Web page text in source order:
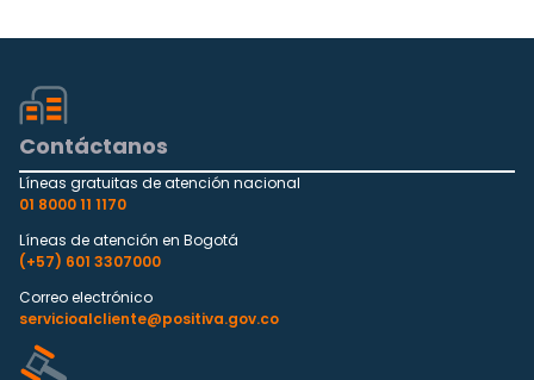
Contáctanos
Líneas gratuitas de atención nacional
01 8000 11 1170
Líneas de atención en Bogotá
(+57) 601 3307000
Correo electrónico
servicioalcliente@positiva.gov.co